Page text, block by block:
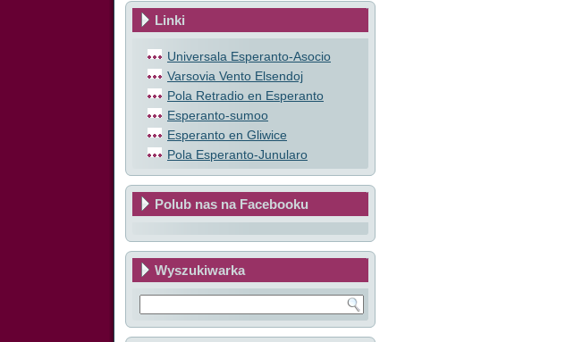
Linki
Universala Esperanto-Asocio
Varsovia Vento Elsendoj
Pola Retradio en Esperanto
Esperanto-sumoo
Esperanto en Gliwice
Pola Esperanto-Junularo
Polub nas na Facebooku
Wyszukiwarka